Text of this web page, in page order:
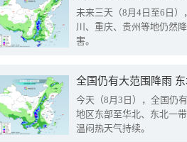
未来三天（8月4日至6日
川、重庆、贵州等地仍然
害。
全国仍有大范围降雨
今天（8月3日），全国仍
地区东部至华北、东北一
温闷热天气持续。